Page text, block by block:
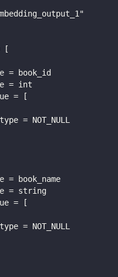
[
= book_id
= int
= [
= NOT_NULL
= book_name
= string
= [
= NOT_NULL